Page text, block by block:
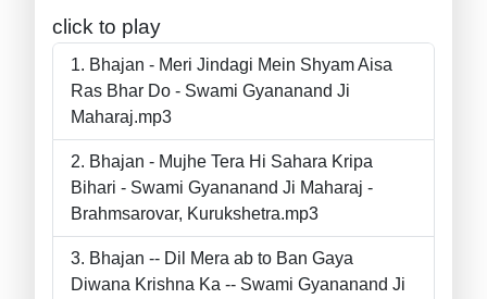
click to play
Bhajan - Meri Jindagi Mein Shyam Aisa
Ras Bhar Do - Swami Gyananand Ji
Maharaj.mp3
Bhajan - Mujhe Tera Hi Sahara Kripa
Bihari - Swami Gyananand Ji Maharaj -
Brahmsarovar, Kurukshetra.mp3
Bhajan -- Dil Mera ab to Ban Gaya
Diwana Krishna Ka -- Swami Gyananand Ji